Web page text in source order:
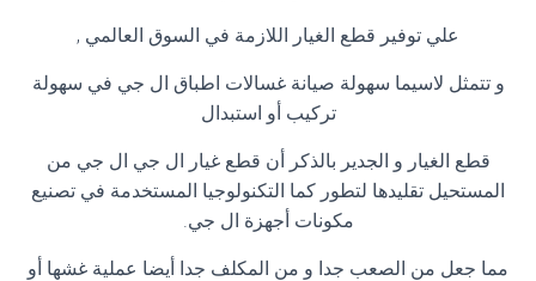
علي توفير قطع الغيار اللازمة في السوق العالمي ,
و تتمثل لاسيما سهولة صيانة غسالات اطباق ال جي في سهولة
تركيب أو استبدال
قطع الغيار و الجدير بالذكر أن قطع غيار ال جي ال جي من
المستحيل تقليدها لتطور كما التكنولوجيا المستخدمة في تصنيع
مكونات أجهزة ال جي.
مما جعل من الصعب جدا و من المكلف جدا أيضا عملية غشها أو